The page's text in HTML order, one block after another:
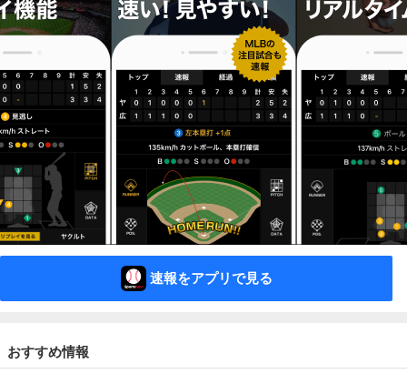
速報をアプリで見る
おすすめ情報